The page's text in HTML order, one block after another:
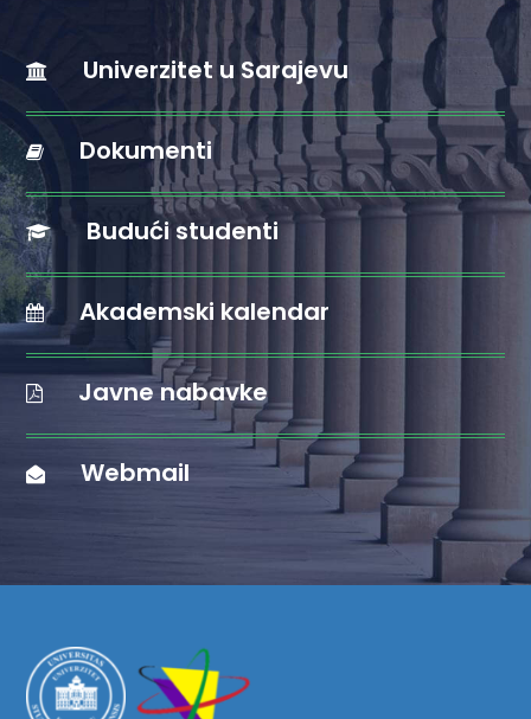
Univerzitet u Sarajevu
Dokumenti
Budući studenti
Akademski kalendar
Javne nabavke
Webmail